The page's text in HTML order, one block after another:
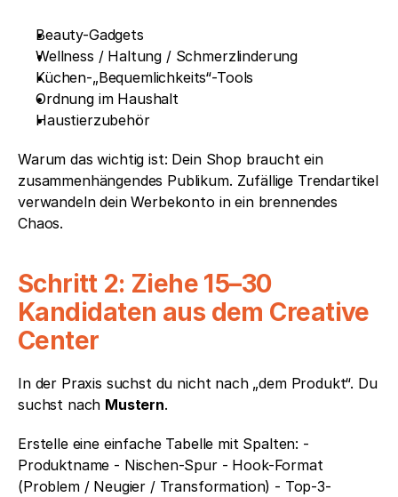
Beauty-Gadgets
Wellness / Haltung / Schmerzlinderung
Küchen-„Bequemlichkeits“-Tools
Ordnung im Haushalt
Haustierzubehör
Warum das wichtig ist: Dein Shop braucht ein
zusammenhängendes Publikum. Zufällige Trendartikel
verwandeln dein Werbekonto in ein brennendes
Chaos.
Schritt 2: Ziehe 15–30
Kandidaten aus dem Creative
Center
In der Praxis suchst du nicht nach „dem Produkt“. Du
suchst nach Mustern.
Erstelle eine einfache Tabelle mit Spalten: -
Produktname - Nischen-Spur - Hook-Format
(Problem / Neugier / Transformation) - Top-3-